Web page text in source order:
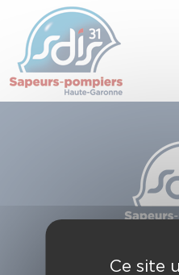
49,
Panneau de gestion des
Ce site